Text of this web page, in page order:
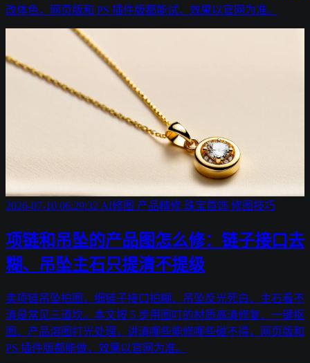
改体色，网页版和 PS 插件版都能试，效果以官网为准。
2026-07-10 06:29:32 AI修图 产品精修 珠宝首饰 修图技巧
项链和吊坠的产品图怎么修：链子接口去
糊、吊坠主石只提清不提级
卖项链吊坠拍图，细链子接口拍糊、吊坠反光死白、主石看不
清是常见三道坎。本文按 5 步用图叮的材质高清修复、一键抠
图、产品溶图打光处理，讲清哪些能修哪些碰不得，网页版和
PS 插件版都能做，效果以官网为准。